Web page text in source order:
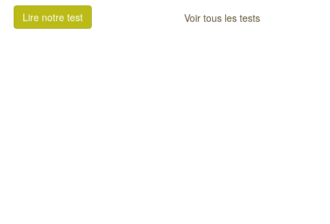
Lire notre test
Voir tous les tests